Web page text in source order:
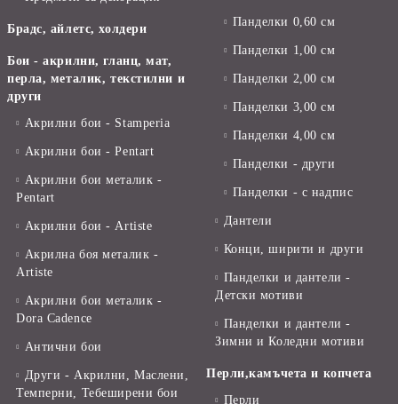
Брадс, айлетс, холдери
Бои - акрилни, гланц, мат,
перла, металик, текстилни и
други
Акрилни бои - Stamperia
Акрилни бои - Pentart
Акрилни бои металик -
Pentart
Акрилни бои - Artiste
Акрилна боя металик -
Artiste
Акрилни бои металик -
Dora Cadence
Антични бои
Други - Акрилни, Маслени,
Темперни, Тебеширени бои
Панделки 0,60 см
Панделки 1,00 см
Панделки 2,00 см
Панделки 3,00 см
Панделки 4,00 см
Панделки - други
Панделки - с надпис
Дантели
Конци, ширити и други
Панделки и дантели -
Детски мотиви
Панделки и дантели -
Зимни и Коледни мотиви
Перли,камъчета и копчета
Перли